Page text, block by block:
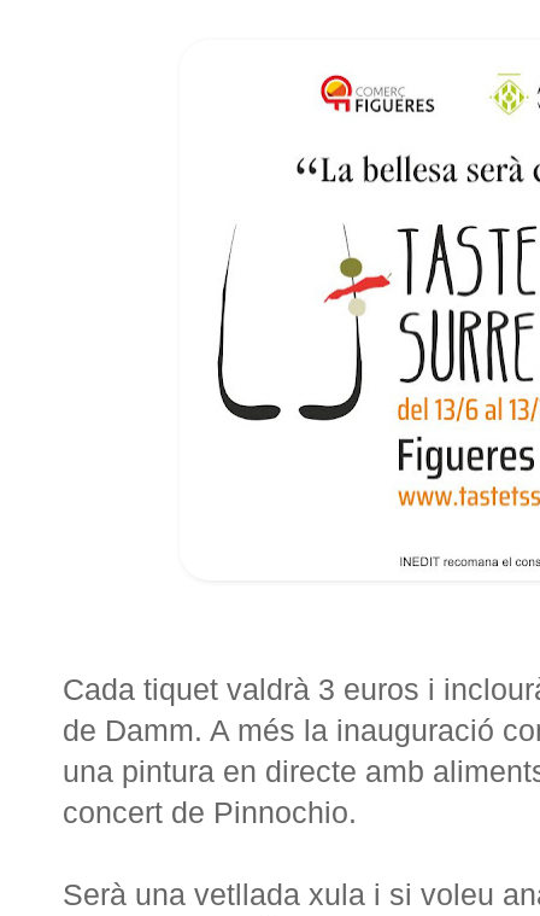
Cada tiquet valdrà 3 euros i
de Damm. A més la inauguració
una pintura en directe amb
concert de Pinnochio.
Serà una vetllada xula i si voleu